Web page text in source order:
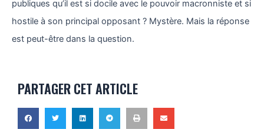
publiques qu’il est si docile avec le pouvoir macronniste et si
hostile à son principal opposant ? Mystère. Mais la réponse
est peut-être dans la question.
PARTAGER CET ARTICLE